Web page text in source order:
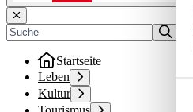
Startseite
Leben
Kultur